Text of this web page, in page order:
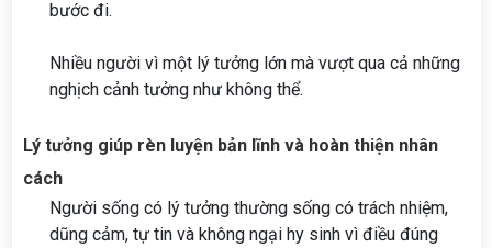
bước đi.
Nhiều người vì một lý tưởng lớn mà vượt qua cả những
nghịch cảnh tưởng như không thể.
Lý tưởng giúp rèn luyện bản lĩnh và hoàn thiện nhân
cách
Người sống có lý tưởng thường sống có trách nhiệm,
dũng cảm, tự tin và không ngại hy sinh vì điều đúng